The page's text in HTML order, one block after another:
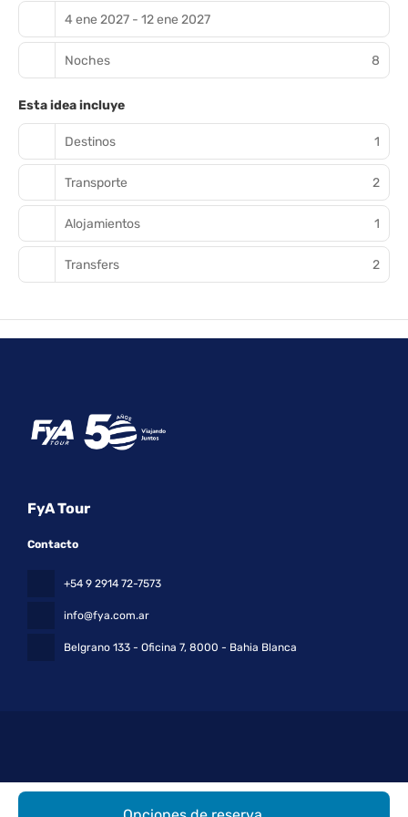
4 ene 2027 - 12 ene 2027
Noches 8
Esta idea incluye
Destinos 1
Transporte 2
Alojamientos 1
Transfers 2
FyA Tour
Contacto
+54 9 2914 72-7573
info@fya.com.ar
Belgrano 133 - Oficina 7, 8000 - Bahia Blanca